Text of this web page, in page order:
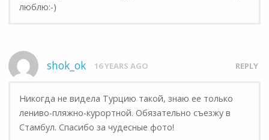
люблю:-)
shok_ok 16 YEARS AGO REPLY
Никогда не видела Турцию такой, знаю ее только
лениво-пляжно-курортной. Обязательно съезжу в
Стамбул. Спасибо за чудесные фото!